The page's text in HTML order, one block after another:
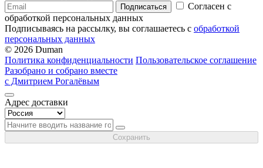
Подписаться
Согласен с
обработкой персональных данных
Подписываясь на рассылку, вы соглашаетесь с обработкой
персональных данных
© 2026 Duman
Политика конфиденциальности Пользовательское соглашение
Разобрано и собрано вместе
с Дмитрием Рогалёвым
Адрес доставки
Сохранить